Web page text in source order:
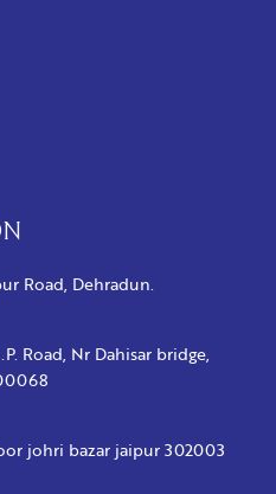
Road, Dehradun.
Road, Nr Dahisar bridge,
johri bazar jaipur 302003